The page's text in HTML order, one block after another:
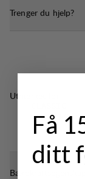
Trenger du hjelp?
Utmerket for
TREKKING
Få
ditt